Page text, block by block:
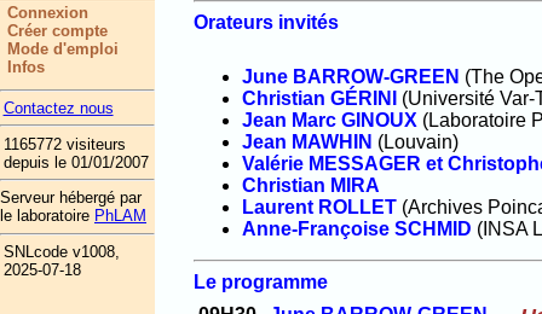
Orateurs invités
June BARROW-GREEN (The
Christian GÉRINI
(Université Var-
Jean Marc GINOUX (Laboratoire
Jean MAWHIN (Louvain)
Valérie MESSAGER et
Christian MIRA
Laurent ROLLET (Archives
Anne-Françoise SCHMID (INSA
Le programme
Connexion
Créer compte
Mode d'emploi
Infos
Contactez nous
1165772 visiteurs
depuis le 01/01/2007
Serveur hébergé par
le laboratoire PhLAM
SNLcode v1008,
2025-07-18